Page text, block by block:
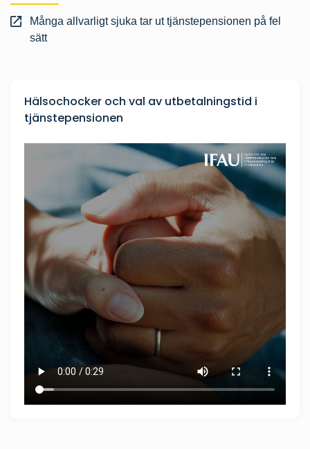
Många allvarligt sjuka tar ut tjänstepensionen på fel
sätt
Hälsochocker och val av utbetalningstid i
tjänstepensionen